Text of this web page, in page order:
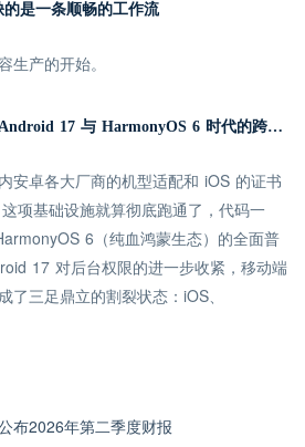
是一条顺畅的工作流
生产的开始。
别再折腾端侧和后端了！Android 17 与 HarmonyOS 6 时代的跨平台推送指南
安卓各大厂商的机型适配和 iOS 的证书
项基础设施就算彻底跑通了，代码一
6（纯血鸿蒙生态）的全面普
17 对后台权限的进一步收紧，移动端
了三足鼎立的割裂状态：iOS、
布2026年第二季度财报